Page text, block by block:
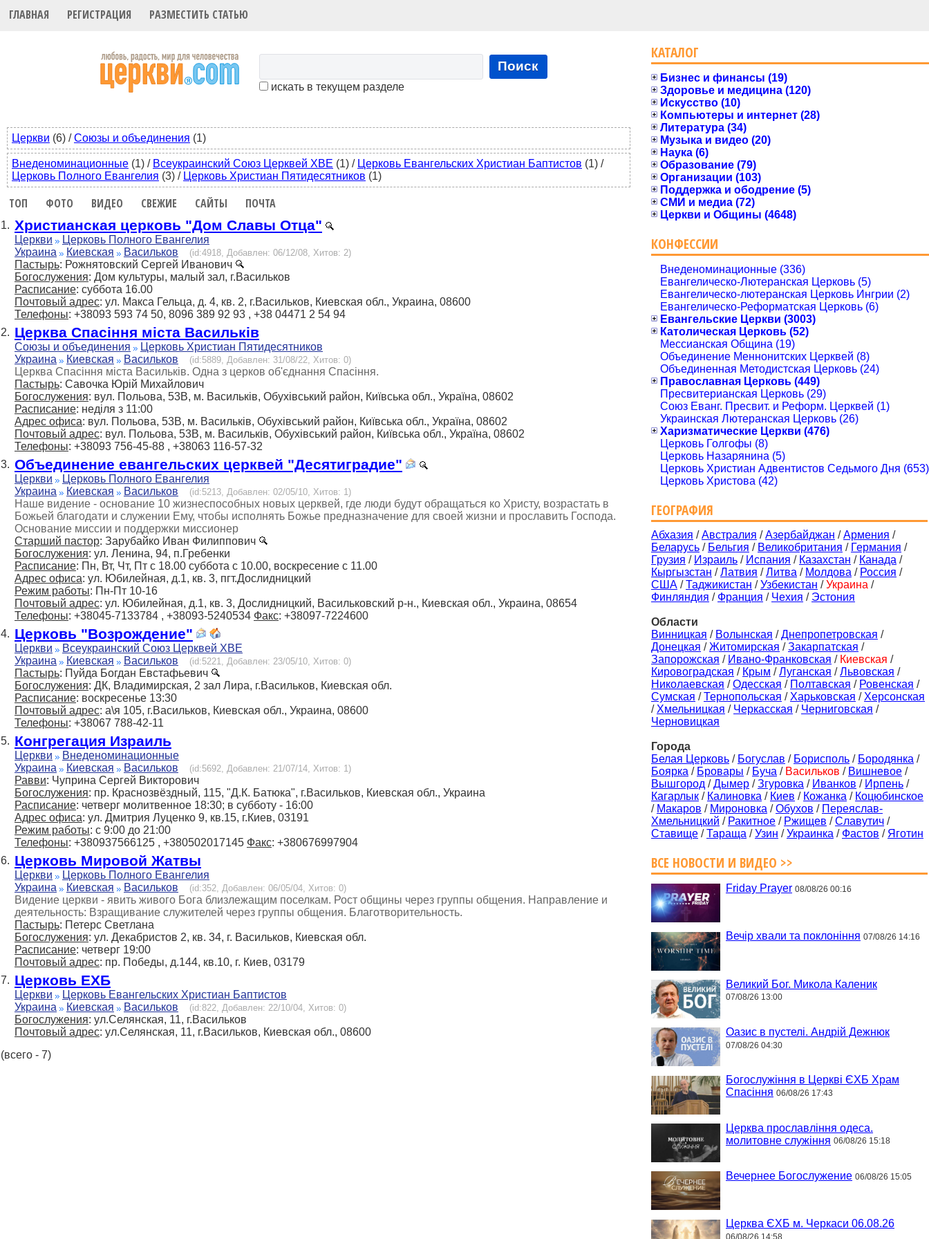
ГЛАВНАЯ РЕГИСТРАЦИЯ РАЗМЕСТИТЬ СТАТЬЮ
Поиск
искать в текущем разделе
Церкви (6) /Союзы и объединения (1)
Внеденоминационные (1) / Всеукраинский Союз Церквей ХВЕ (1) / Церковь Евангельских Христиан Баптистов (1) /
Церковь Полного Евангелия (3) / Церковь Христиан Пятидесятников (1)
ТОП ФОТО ВИДЕО СВЕЖИЕ САЙТЫ ПОЧТА
1. Христианская церковь "Дом Славы Отца"
Церкви
Церковь Полного Евангелия
Украина
Киевская Васильков (id:4918, Добавлен: 06/12/08, Хитов: 2)
Пастырь: Рожнятовский Сергей Иванович
Богослужения: Дом культуры, малый зал, г.Васильков
Расписание: суббота 16.00
Почтовый адрес: ул. Макса Гельца, д. 4, кв. 2, г.Васильков, Киевская обл., Украина, 08600
Телефоны: +38093 593 74 50, 8096 389 92 93 , +38 04471 2 54 94
2. Церква Спасіння міста Васильків
Союзы и объединения
Церковь Христиан Пятидесятников
Украина
Киевская Васильков (id:5889, Добавлен: 31/08/22, Хитов: 0)
Церква Спасіння міста Васильків. Одна з церков об'єднання Спасіння.
Пастырь: Савочка Юрій Михайлович
Богослужения: вул. Польова, 53В, м. Васильків, Обухівський район, Київська обл., Україна, 08602
Расписание: неділя з 11:00
Адрес офиса: вул. Польова, 53В, м. Васильків, Обухівський район, Київська обл., Україна, 08602
Почтовый адрес: вул. Польова, 53В, м. Васильків, Обухівський район, Київська обл., Україна, 08602
Телефоны: +38093 756-45-88 , +38063 116-57-32
3. Объединение евангельских церквей "Десятиградие"
Церкви
Церковь Полного Евангелия
Украина
Киевская Васильков (id:5213, Добавлен: 02/05/10, Хитов: 1)
Наше видение - основание 10 жизнеспособных новых церквей, где люди будут обращаться ко Христу, возрастать в
Божьей благодати и служении Ему, чтобы исполнять Божье предназначение для своей жизни и прославить Господа.
Основание миссии и поддержки миссионер
Старший пастор: Зарубайко Иван Филиппович
Богослужения: ул. Ленина, 94, п.Гребенки
Расписание: Пн, Вт, Чт, Пт с 18.00 суббота с 10.00, воскресение с 11.00
Адрес офиса: ул. Юбилейная, д.1, кв. 3, пгт.Дослидницкий
Режим работы: Пн-Пт 10-16
Почтовый адрес: ул. Юбилейная, д.1, кв. 3, Дослидницкий, Васильковский р-н., Киевская обл., Украина, 08654
Телефоны: +38045-7133784 , +38093-5240534 Факс: +38097-7224600
4. Церковь "Возрождение"
Церкви
Всеукраинский Союз Церквей ХВЕ
Украина
Киевская Васильков (id:5221, Добавлен: 23/05/10, Хитов: 0)
Пастырь: Пуйда Богдан Евстафьевич
Богослужения: ДК, Владимирская, 2 зал Лира, г.Васильков, Киевская обл.
Расписание: воскресенье 13:30
Почтовый адрес: а\я 105, г.Васильков, Киевская обл., Украина, 08600
Телефоны: +38067 788-42-11
5. Конгрегация Израиль
Церкви
Внеденоминационные
Украина
Киевская Васильков (id:5692, Добавлен: 21/07/14, Хитов: 1)
Равви: Чуприна Сергей Викторович
Богослужения: пр. Краснозвёздный, 115, "Д.К. Батюка", г.Васильков, Киевская обл., Украина
Расписание: четверг молитвенное 18:30; в cубботу - 16:00
Адрес офиса: ул. Дмитрия Луценко 9, кв.15, г.Киев, 03191
Режим работы: с 9:00 до 21:00
Телефоны: +380937566125 , +380502017145 Факс: +380676997904
6. Церковь Мировой Жатвы
Церкви
Церковь Полного Евангелия
Украина
Киевская Васильков (id:352, Добавлен: 06/05/04, Хитов: 0)
Видение церкви - явить живого Бога близлежащим поселкам. Рост общины через группы общения. Направление и
деятельность: Взращивание служителей через группы общения. Благотворительность.
Пастырь: Петерс Светлана
Богослужения: ул. Декабристов 2, кв. 34, г. Васильков, Киевская обл.
Расписание: четверг 19:00
Почтовый адрес: пр. Победы, д.144, кв.10, г. Киев, 03179
7. Церковь ЕХБ
Церкви
Церковь Евангельских Христиан Баптистов
Украина
Киевская Васильков (id:822, Добавлен: 22/10/04, Хитов: 0)
Богослужения: ул.Селянская, 11, г.Васильков
Почтовый адрес: ул.Селянская, 11, г.Васильков, Киевская обл., 08600
(всего - 7)
КАТАЛОГ
Бизнес и финансы (19)
Здоровье и медицина (120)
Искусство (10)
Компьютеры и интернет (28)
Литература (34)
Музыка и видео (20)
Наука (6)
Образование (79)
Организации (103)
Поддержка и ободрение (5)
СМИ и медиа (72)
Церкви и Общины (4648)
КОНФЕССИИ
Внеденоминационные (336)
Евангелическо-Лютеранская Церковь (5)
Евангелическо-лютеранская Церковь Ингрии (2)
Евангелическо-Реформатская Церковь (6)
Евангельские Церкви (3003)
Католическая Церковь (52)
Мессианская Община (19)
Объединение Меннонитских Церквей (8)
Объединенная Методистская Церковь (24)
Православная Церковь (449)
Пресвитерианская Церковь (29)
Союз Еванг. Пресвит. и Реформ. Церквей (1)
Украинская Лютеранская Церковь (26)
Харизматические Церкви (476)
Церковь Голгофы (8)
Церковь Назарянина (5)
Церковь Христиан Адвентистов Седьмого Дня (653)
Церковь Христова (42)
ГЕОГРАФИЯ
Абхазия /Австралия /Азербайджан /Армения /
Беларусь / Бельгия / Великобритания / Германия /
Грузия / Израиль / Испания / Казахстан / Канада /
Кыргызстан /Латвия /Литва / Молдова / Россия /
США /Таджикистан /Узбекистан /Украина /
Финляндия / Франция / Чехия / Эстония
Области
Винницкая / Волынская /Днепропетровская /
Донецкая /Житомирская /Закарпатская /
Запорожская / Ивано-Франковская / Киевская /
Кировоградская / Крым /Луганская /Львовская /
Николаевская /Одесская / Полтавская / Ровенская /
Сумская /Тернопольская / Харьковская / Херсонская
/ Хмельницкая / Черкасская / Черниговская /
Черновицкая
Города
Белая Церковь / Богуслав / Борисполь / Бородянка /
Боярка / Бровары / Буча / Васильков / Вишневое /
Вышгород /Дымер /Згуровка / Иванков / Ирпень /
Кагарлык / Калиновка / Киев / Кожанка / Коцюбинское
/ Макаров / Мироновка /Обухов / Переяслав-
Хмельницкий / Ракитное / Ржищев /Славутич /
Ставище /Тараща /Узин /Украинка / Фастов / Яготин
ВСЕ НОВОСТИ И ВИДЕО >>
Friday Prayer 08/08/26 00:16
Вечір хвали та поклоніння 07/08/26 14:16
Великий Бог. Микола Каленик
07/08/26 13:00
Оазис в пустелі. Андрій Дежнюк
07/08/26 04:30
Богослужіння в Церкві ЄХБ Храм
Спасіння 06/08/26 17:43
Церква прославління одеса.
молитовне служіння 06/08/26 15:18
Вечернее Богослужение 06/08/26 15:05
Церква ЄХБ м. Черкаси 06.08.26
06/08/26 14:58